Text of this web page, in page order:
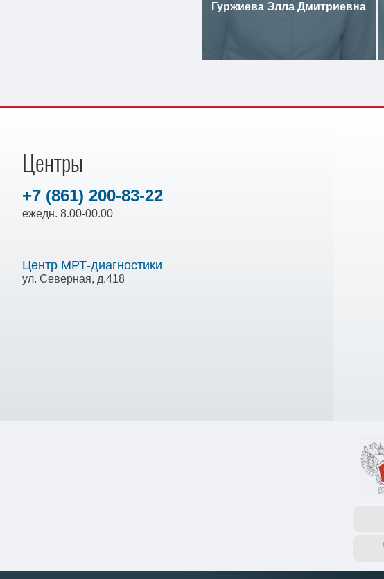
Гуржиева Элла Дмитриевна
Центры
+7 (861) 200-83-22
ежедн. 8.00-00.00
Центр МРТ-диагностики
ул. Северная, д.418